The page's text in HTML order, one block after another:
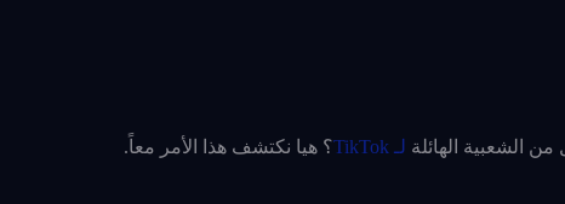
الشعبية الهائلة لـ TikTok ؟ هيا نكتشف هذا الأمر معاً.